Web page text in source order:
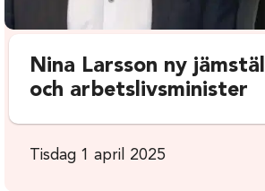
Nina Larsson ny
och arbetslivsminister
Tisdag 1 april 2025